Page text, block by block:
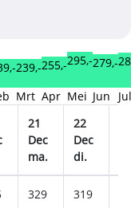
239,-
Mrt
255,-
Apr
295,-
Mei
279,-
Jun
Jul
21
Dec
ma.
22
Dec
di.
329 319